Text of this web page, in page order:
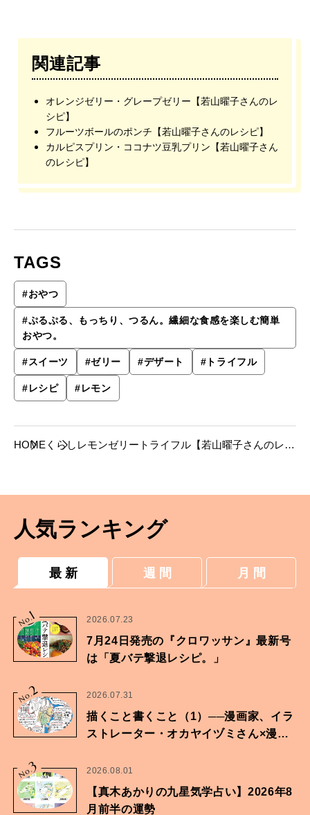
関連記事
オレンジゼリー・グレープゼリー【若山曜子さんのレ
シピ】
フルーツボールのポンチ【若山曜子さんのレシピ】
カルピスプリン・ココナツ豆乳プリン【若山曜子さん
のレシピ】
TAGS
#おやつ
#ぷるぷる、もっちり、つるん。繊細な食感を楽しむ簡単
おやつ。
#スイーツ #ゼリー #デザート # トライフル
#レシピ #レモン
HOME くらし レモンゼリートライフル【若山曜子さんのレシ
人気ランキング
最 新 週 間 月 間
No.
1 2026.07.23
7月24日発売の『クロワッサン』最新号
は「夏バテ撃退レシピ。」
No.2 2026.07.31
描くこと書くこと（1）──漫画家、イラ
ストレーター・オカヤイヅミさん×漫画
No.3 2026.08.01
【真木あかりの九星気学占い】2026年8
月前半の運勢